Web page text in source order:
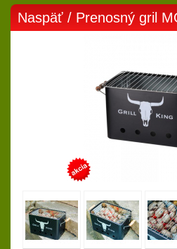
Naspäť / Prenosný gril